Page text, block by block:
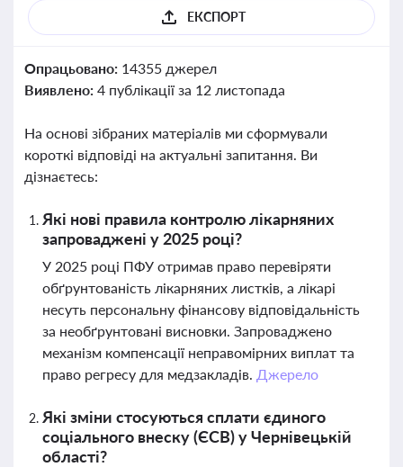
ЕКСПОРТ
Опрацьовано: 14355 джерел
Виявлено: 4 публікації за 12 листопада
На основі зібраних матеріалів ми сформували
короткі відповіді на актуальні запитання. Ви
дізнаєтесь:
Які нові правила контролю лікарняних
запроваджені у 2025 році?
У 2025 році ПФУ отримав право перевіряти
обґрунтованість лікарняних листків, а лікарі
несуть персональну фінансову відповідальність
за необґрунтовані висновки. Запроваджено
механізм компенсації неправомірних виплат та
право регресу для медзакладів. Джерело
Які зміни стосуються сплати єдиного
соціального внеску (ЄСВ) у Чернівецькій
області?